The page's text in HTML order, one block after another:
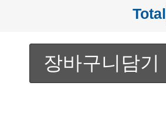
Total
장바구니담기